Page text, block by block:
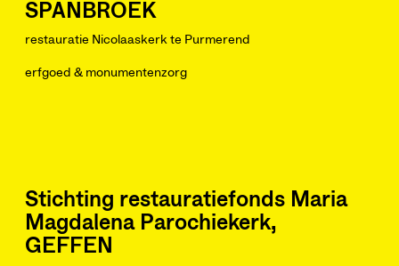
SPANBROEK
restauratie Nicolaaskerk te Purmerend
erfgoed & monumentenzorg
Stichting restauratiefonds Maria
Magdalena Parochiekerk,
GEFFEN